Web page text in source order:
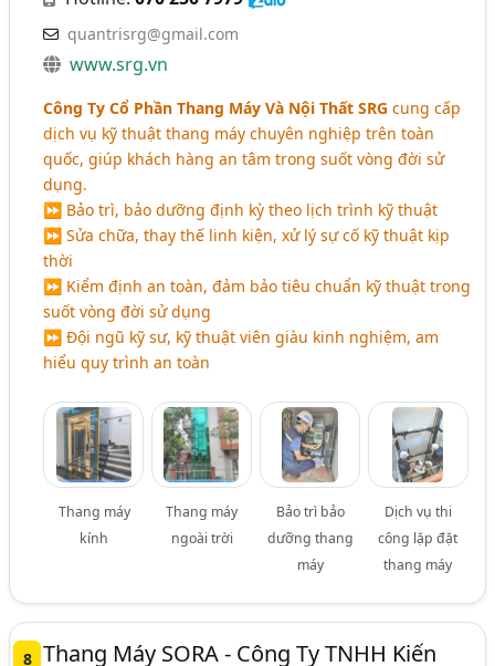
quantrisrg@gmail.com
www.srg.vn
Công Ty Cổ Phần Thang Máy Và Nội Thất SRG cung cấp
dịch vụ kỹ thuật thang máy chuyên nghiệp trên toàn
quốc, giúp khách hàng an tâm trong suốt vòng đời sử
dụng.
⏩ Bảo trì, bảo dưỡng định kỳ theo lịch trình kỹ thuật
⏩ Sửa chữa, thay thế linh kiện, xử lý sự cố kỹ thuật kịp
thời
⏩ Kiểm định an toàn, đảm bảo tiêu chuẩn kỹ thuật trong
suốt vòng đời sử dụng
⏩ Đội ngũ kỹ sư, kỹ thuật viên giàu kinh nghiệm, am
hiểu quy trình an toàn
Thang máy
kính
Thang máy
ngoài trời
Bảo trì bảo
dưỡng thang
máy
Dịch vụ thi
công lặp đặt
thang máy
8 Thang Máy SORA - Công Ty TNHH Kiến